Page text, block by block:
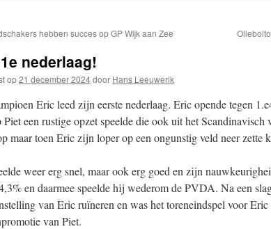
hebben succes op GP Wijk aan Zee
nederlaag!
op21 december 2024door Hans Leeuwerik
Eric leed zijn eerste nederlaag. Eric opende tegen
Piet een rustige opzet speelde die ook uit het
maar toen Eric zijn loper op een ongunstig veld neer zette
weer erg snel, maar ook erg goed en zijn
en daarmee speelde hij wederom de PVDA. Na een
van Eric ruïneren en was het toreneindspel voor
van Piet.